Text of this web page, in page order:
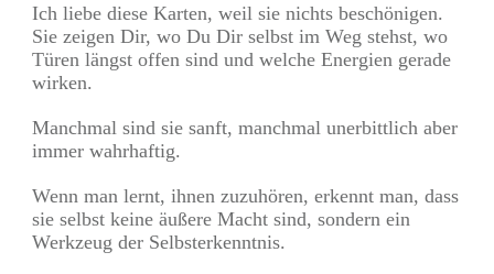
Ich liebe diese Karten, weil sie nichts beschönigen.
Sie zeigen Dir, wo Du Dir selbst im Weg stehst, wo
Türen längst offen sind und welche Energien gerade
wirken.
Manchmal sind sie sanft, manchmal unerbittlich aber
immer wahrhaftig.
Wenn man lernt, ihnen zuzuhören, erkennt man, dass
sie selbst keine äußere Macht sind, sondern ein
Werkzeug der Selbsterkenntnis.